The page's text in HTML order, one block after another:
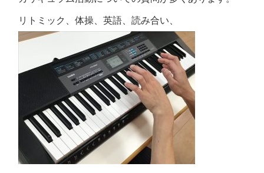
リトミック、体操、英語、読み合い、